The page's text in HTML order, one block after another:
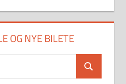
OG NYE BILETE
Search